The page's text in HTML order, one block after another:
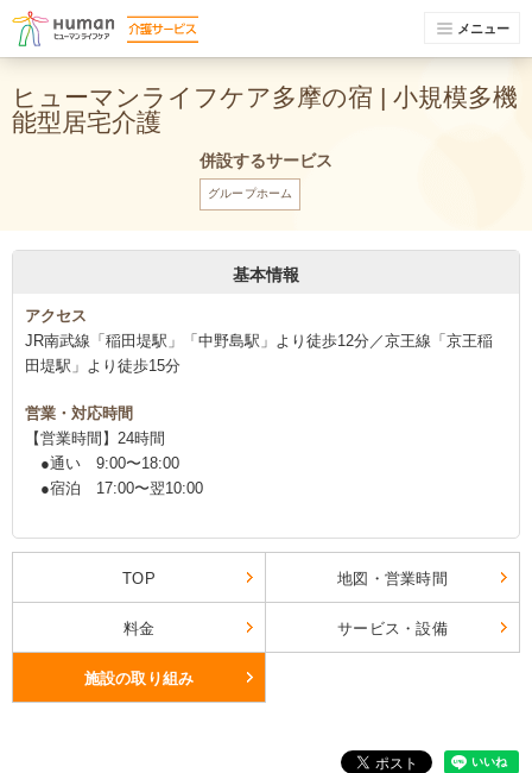
メニュー
ヒューマンライフケア多摩の宿 | 小規模多機
能型居宅介護
併設するサービス
グループホーム
基本情報
アクセス
JR南武線「稲田堤駅」「中野島駅」より徒歩12分／京王線「京王稲
田堤駅」より徒歩15分
営業・対応時間
【営業時間】24時間
●通い 9:00〜18:00
●宿泊 17:00〜翌10:00
TOP 地図・営業時間
料金 サービス・設備
施設の取り組み